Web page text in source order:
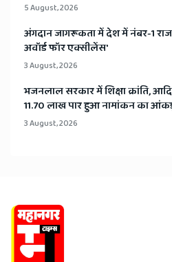
5 August, 2026
अंगदान जागरूकता में देश में नंबर-1
अवॉर्ड फॉर एक्सीलेंस'
3 August, 2026
भजनलाल सरकार में शिक्षा क्रांति,
11.70 लाख पार हुआ नामांकन का
3 August, 2026